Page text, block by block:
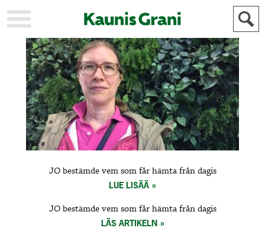
KAUPUNKI
STADEN
AJANKOHTAISTA
AKTUELLT
URHEILU
IDROTT
KULTTUURI
KULTUR
HISTORIA
HISTORIA
YLEINEN
ALLMÄN
MAINOSTAJILLE
ANNONSÖRER
JO bestämde vem som får hämta från dagis
LUE LISÄÄ
JO bestämde vem som får hämta från dagis
LÄS ARTIKELN